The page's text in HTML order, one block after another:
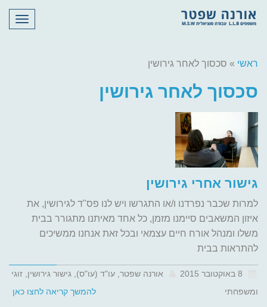
ראשי » סכסוך לאחר גירושין
סכסוך לאחר גירושין
גישור אחרי גירושין
למרות שכבר נפרדנו ו/או התגרשו ויש לנו פס"ד לגירושין, את
איזון המשאבים סיימנו מזמן, כל אחד מאיתנו מתגורר בבית
משלו ומנהל אורח חיים עצמאי ובכל זאת אנחנו ממשיכים
להתראות בבית
אורנה שפטר, עו"ד (עו"ס), גישור גירושין, זוגי
ומשפחתי
להמשך קריאה לחצו כאן